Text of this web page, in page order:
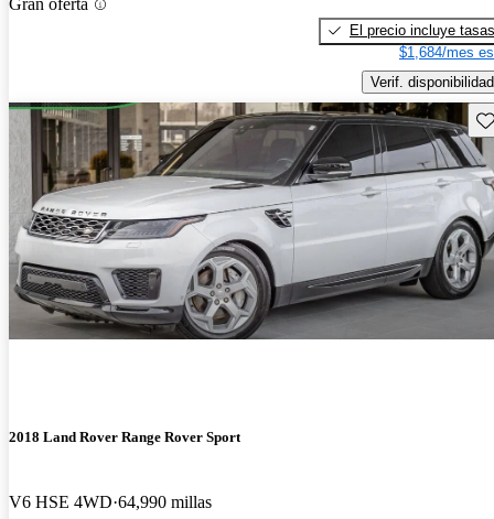
Gran oferta
El precio incluye tasas
$1,684/mes
Verif. disponibilidad
2018 Land Rover Range Rover Sport
V6 HSE 4WD 64,990 millas